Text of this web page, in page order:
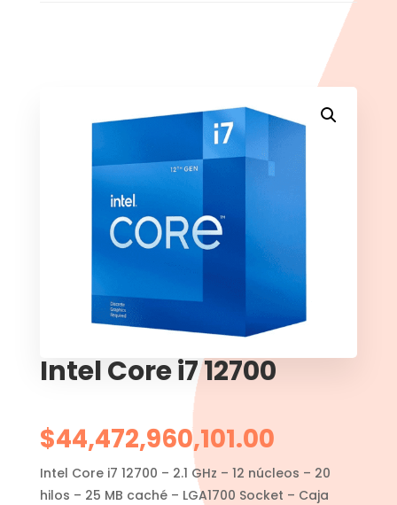
Intel Core i7 12700
$44,472,960,101.00
Intel Core i7 12700 – 2.1 GHz – 12 núcleos – 20
hilos – 25 MB caché – LGA1700 Socket – Caja